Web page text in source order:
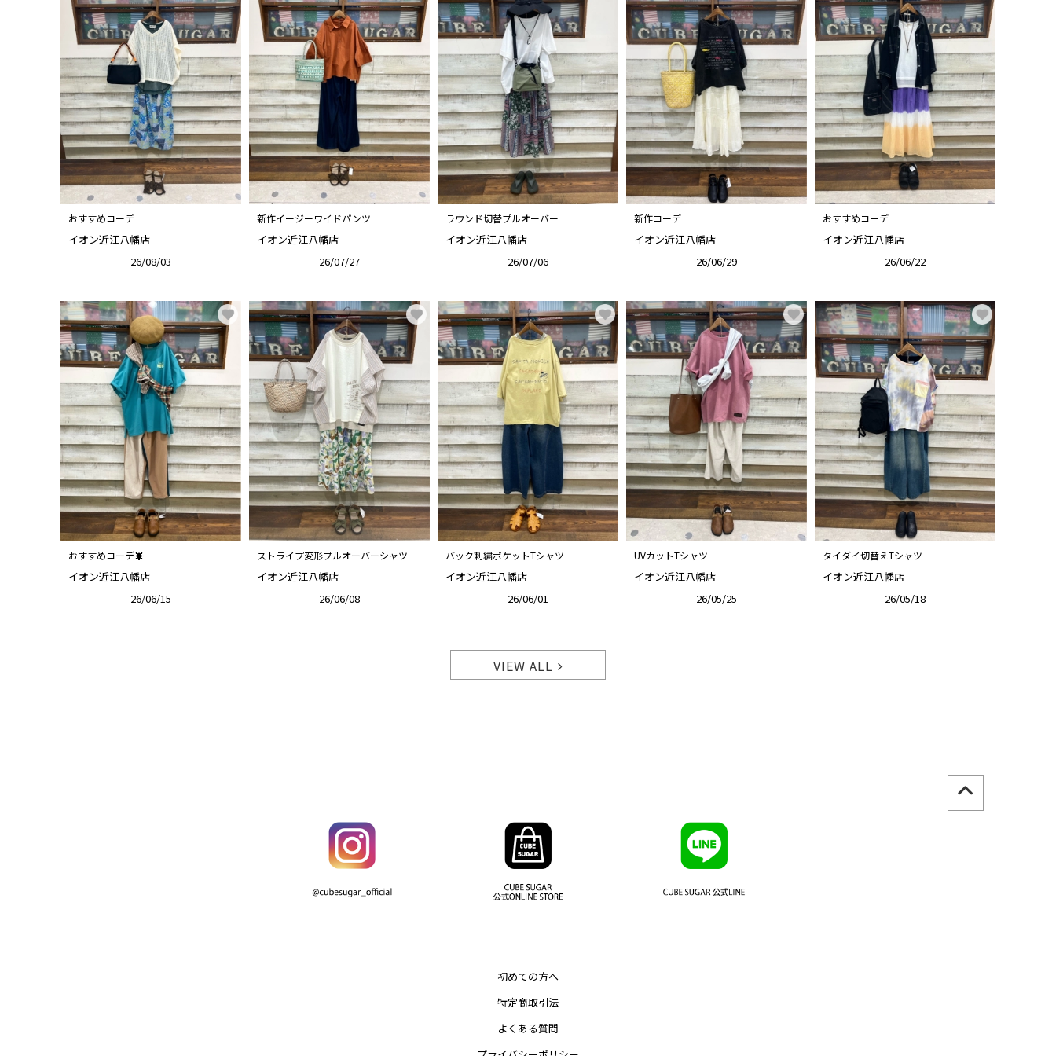
おすすめコーデ
イオン近江八幡店
26/08/03
新作イージーワイドパンツ
イオン近江八幡店
26/07/27
ラウンド切替プルオーバー
イオン近江八幡店
26/07/06
新作コーデ
イオン近江八幡店
26/06/29
おすすめコーデ
イオン近江八幡店
26/06/22
おすすめコーデ☀︎
イオン近江八幡店
26/06/15
ストライプ変形プルオーバーシャツ
イオン近江八幡店
26/06/08
バック刺繍ポケットTシャツ
イオン近江八幡店
26/06/01
UVカットTシャツ
イオン近江八幡店
26/05/25
タイダイ切替えTシャツ
イオン近江八幡店
26/05/18
VIEW ALL
初めての方へ
特定商取引法
よくある質問